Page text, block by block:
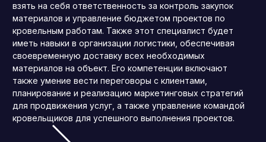
взять на себя ответственность за контроль закупок
материалов и управление бюджетом проектов по
кровельным работам. Также этот специалист будет
иметь навыки в организации логистики, обеспечивая
своевременную доставку всех необходимых
материалов на объект. Его компетенции включают
также умение вести переговоры с клиентами,
планирование и реализацию маркетинговых стратегий
для продвижения услуг, а также управление командой
кровельщиков для успешного выполнения проектов.